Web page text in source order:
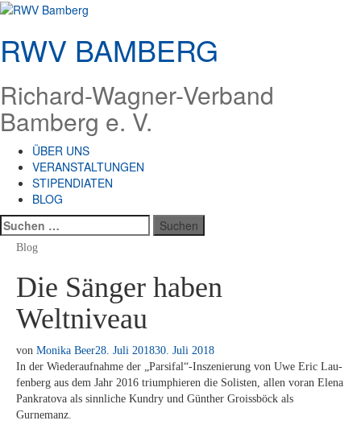
Zum
springen
RWV BAMBERG
Richard-Wagner-Verband
Bamberg e. V.
ÜBER UNS
VERANSTALTUNGEN
STIPENDIATEN
BLOG
Suchen
nach:
Blog
Die Sänger haben
Weltniveau
von Monika Beer28. Juli 201830. Juli 2018
In der Wie­der­auf­nah­me der „Parsifal“-Inszenierung von Uwe Eric Lau­
fen­berg aus dem Jahr 2016 tri­um­phie­ren die So­lis­ten, al­len vor­an Ele­na
Pan­kra­to­va als sinn­li­che Kundry und Gün­ther Groiss­böck als
Gurnemanz.